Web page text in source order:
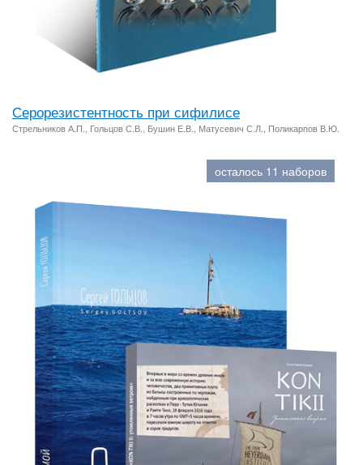
Серорезистентность при сифилисе
Стрельников А.П., Гольцов С.В., Бушин Е.В., Матусевич С.Л., Поликарпов В.Ю.
осталось 11 наборов